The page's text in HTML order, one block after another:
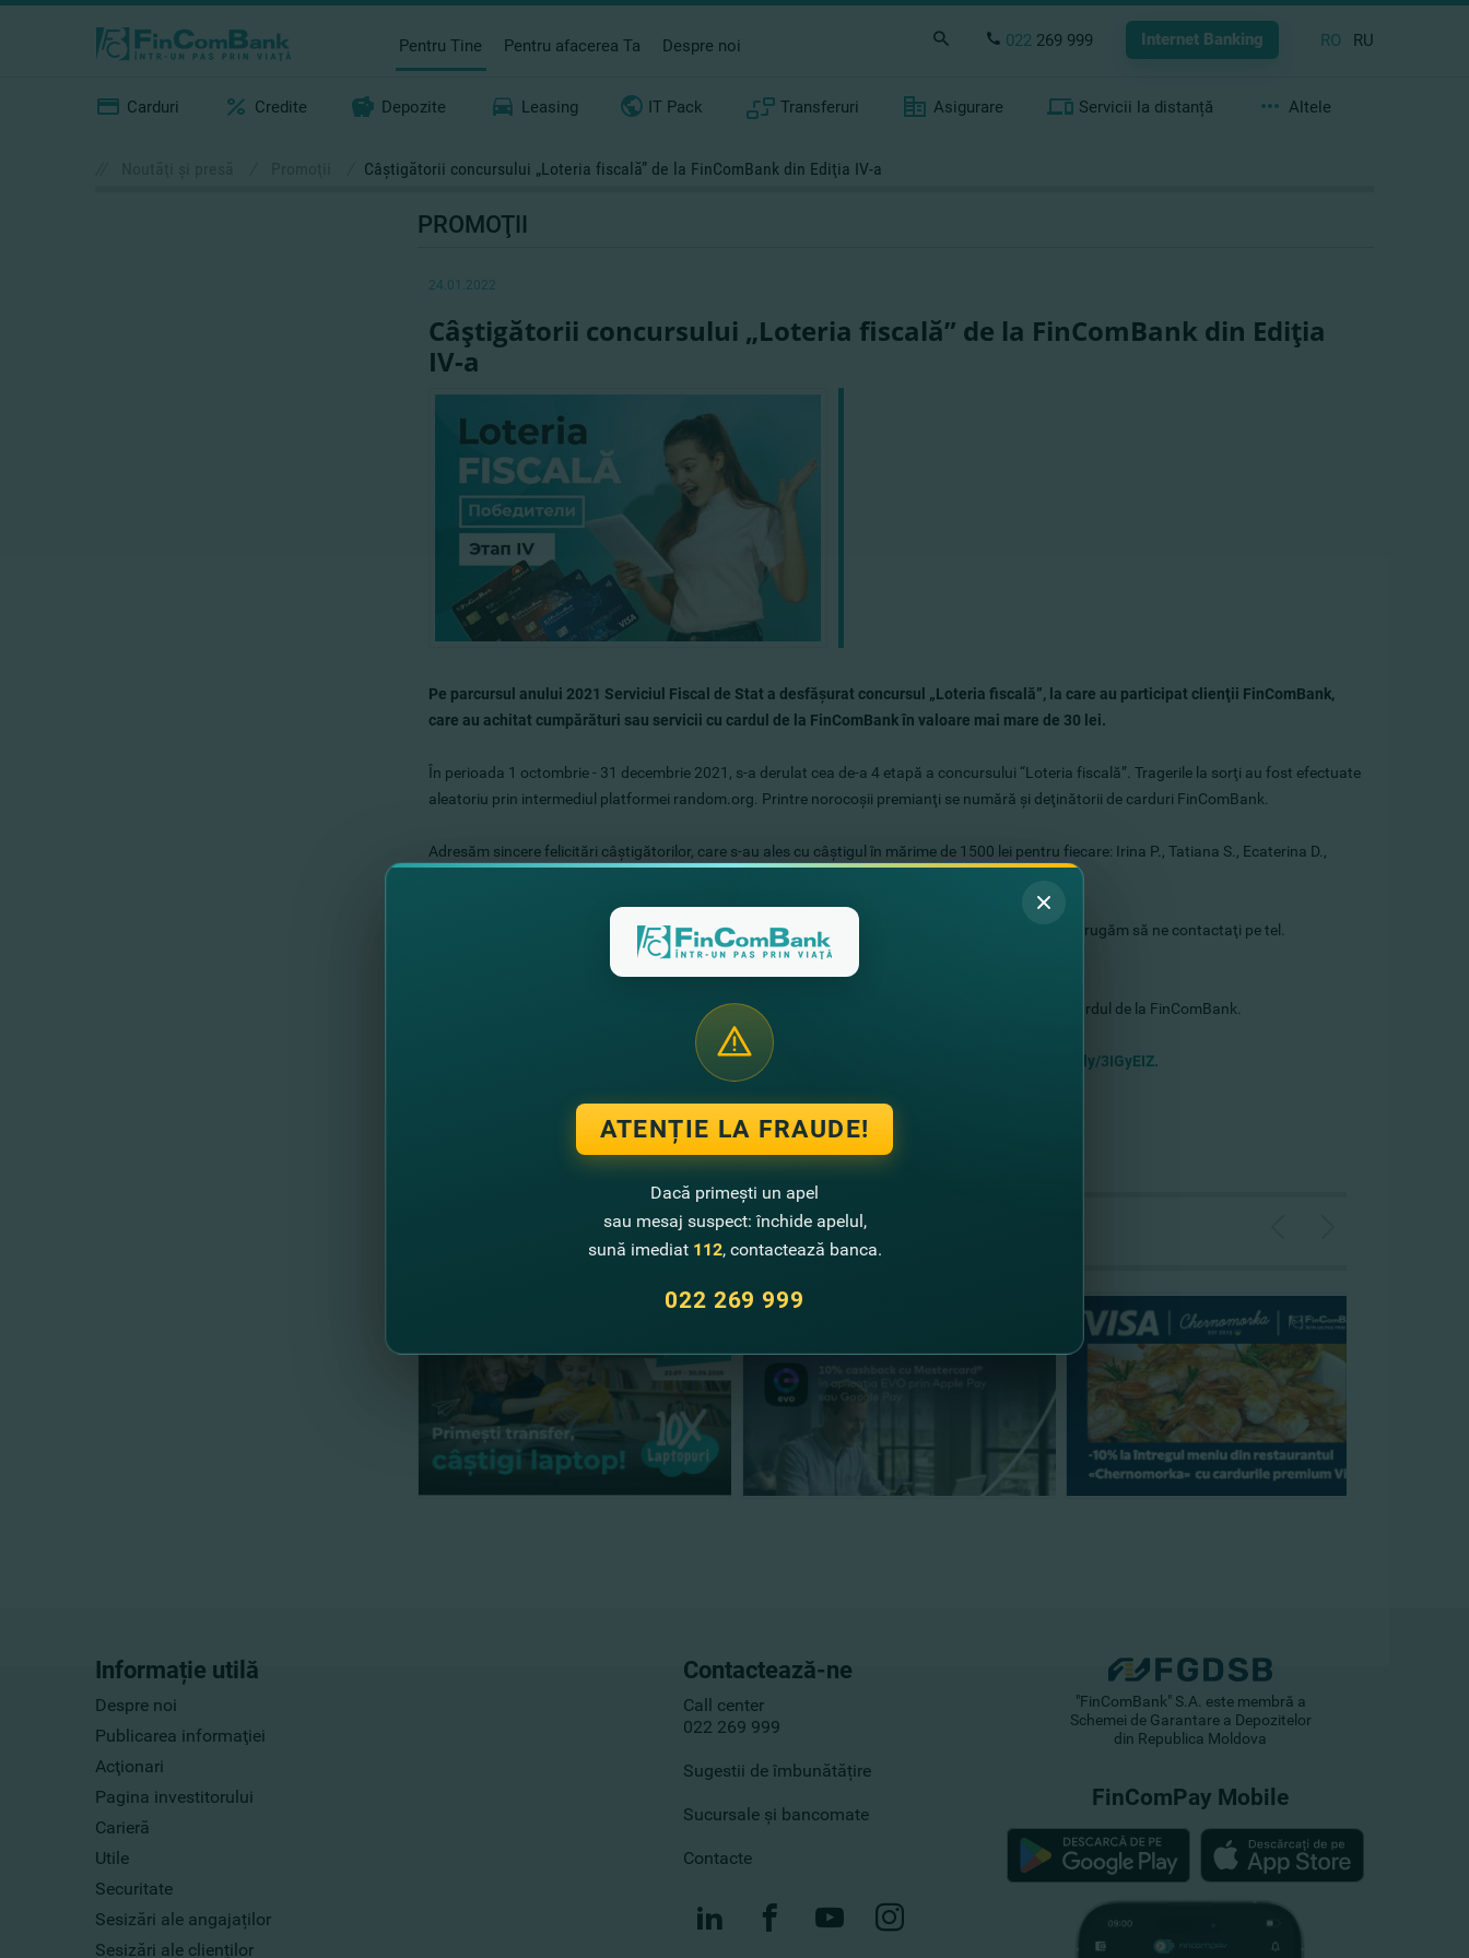
Pentru Tine Pentru afacerea Ta Despre noi 022 269 999 Internet Banking RO RU
Carduri Credite Depozite Leasing IT Pack Transferuri Asigurare Servicii la distanță Altele
​Câştigătorii concursului „Loteria fiscală” de la FinComBank din Ediţia IV-a
PROMOŢII
24.01.2022
​Câştigătorii concursului „Loteria fiscală” de la FinComBank din Ediţia
IV-a
Pe parcursul anului 2021 Serviciul Fiscal de Stat a desfăşurat concursul „Loteria fiscală”, la care au participat clienţii FinComBank,
care au achitat cumpărături sau servicii cu cardul de la FinComBank în valoare mai mare de 30 lei.
În perioada 1 octombrie - 31 decembrie 2021, s-a derulat cea de-a 4 etapă a concursului “Loteria fiscală”. Tragerile la sorţi au fost efectuate
aleatoriu prin intermediul platformei random.org. Printre norocoşii premianţi se numără şi deţinătorii de carduri FinComBank.
Adresăm sincere felicitări câştigătorilor, сare s-au ales cu câştigul în mărime de 1500 lei pentru fiecare: Irina P., Tatiana S., Ecaterina D.,
Câştigul va fi transferat pe cardul câştigătorilor de către Serviciul Fiscal de Stat. Pentru informaţii rugăm să ne contactaţi pe tel.
Mulţumim tuturor celor care au participat la concurs şi au achitat cumpărături şi alte servicii cu cardul de la FinComBank.
Încă nu ai un card de la FinComBank? Îl poţi deschide online în doar câteva click-uri: https://bit.ly/3IGyEIZ.
Alte noutăţi
Informație utilă
Despre noi
Publicarea informaţiei
Acţionari
Pagina investitorului
Carieră
Utile
Securitate
Sesizări ale angajaților
Sesizări ale clienților
Contactează-ne
Call center
022 269 999
Sugestii de îmbunătățire
Sucursale și bancomate
Contacte
"FinComBank" S.A. este membră a
Schemei de Garantare a Depozitelor
din Republica Moldova
FinComPay Mobile
ATENȚIE LA FRAUDE!
Dacă primești un apel
sau mesaj suspect: închide apelul,
sună imediat 112, contactează banca.
022 269 999